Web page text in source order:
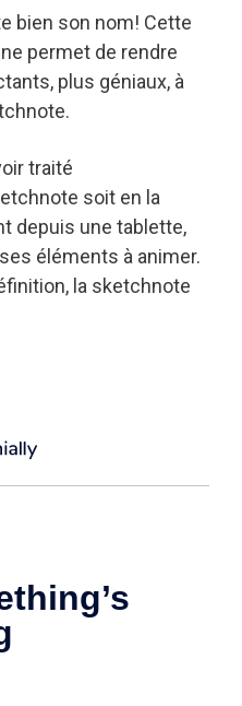
bien son nom! Cette
permet de rendre
plus géniaux, à
traité
soit en la
depuis une tablette,
éléments à animer.
la sketchnote